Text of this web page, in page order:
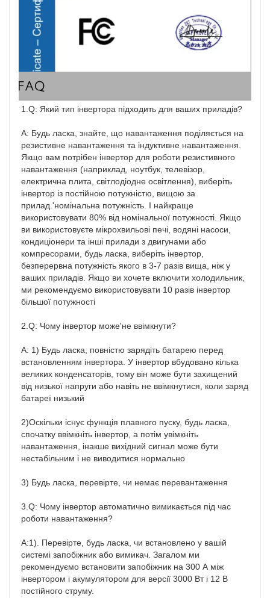
FAQ
1.Q: Який тип інвертора підходить для ваших приладів?
A: Будь ласка, знайте, що навантаження поділяється на
резистивне навантаження та індуктивне навантаження.
Якщо вам потрібен інвертор для роботи резистивного
навантаження (наприклад, ноутбук, телевізор,
електрична плита, світлодіодне освітлення), виберіть
інвертор із постійною потужністю, вищою за
прилад.'номінальна потужність. І найкраще
використовувати 80% від номінальної потужності. Якщо
ви використовуєте мікрохвильові печі, водяні насоси,
кондиціонери та інші прилади з двигунами або
компресорами, будь ласка, виберіть інвертор,
безперервна потужність якого в 3-7 разів вища, ніж у
ваших приладів. Якщо ви хочете включити холодильник,
ми рекомендуємо використовувати 10 разів інвертор
більшої потужності
2.Q: Чому інвертор може'не ввімкнути?
A: 1) Будь ласка, повністю зарядіть батарею перед
встановленням інвертора. У інвертор вбудовано кілька
великих конденсаторів, тому він може бути захищений
від низької напруги або навіть не ввімкнутися, коли заряд
батареї низький
2)Оскільки існує функція плавного пуску, будь ласка,
спочатку ввімкніть інвертор, а потім увімкніть
навантаження, інакше вихідний сигнал може бути
нестабільним і не виводитися нормально
3) Будь ласка, перевірте, чи немає перевантаження
3.Q: Чому інвертор автоматично вимикається під час
роботи навантаження?
A:1). Перевірте, будь ласка, чи встановлено у вашій
системі запобіжник або вимикач. Загалом ми
рекомендуємо встановити запобіжник на 300 А між
інвертором і акумулятором для версії 3000 Вт і 12 В
постійного струму.